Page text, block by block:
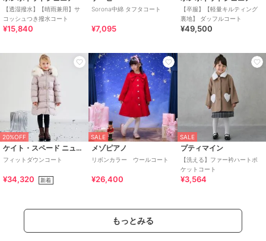
【透湿撥水】【晴雨兼用】サ
コッシュつき撥水コート
¥15,840
Sorona中綿 タフタコート
¥7,095
【卒服】【軽量キルティング
裏地】 ダッフルコート
¥49,500
20%OFF
ケイト・スペード ニューヨーク キッズ
フィットダウンコート
¥34,320 新着
SALE
メゾピアノ
リボンカラー ウールコート
¥26,400
SALE
プティマイン
【洗える】ファー衿ハートポ
ケットコート
¥3,564
もっとみる